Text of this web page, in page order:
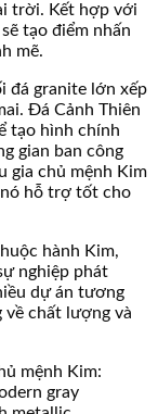
trời. Kết hợp với
tạo điểm nhấn
mẽ.
đá granite lớn xếp
Đá Cảnh Thiên
tạo hình chính
gian ban công
gia chủ mệnh Kim
nó hỗ trợ tốt cho
hành Kim,
nghiệp phát
dự án tương
về chất lượng và